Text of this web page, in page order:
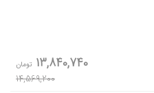
13,840,740 تومان
14,569,200